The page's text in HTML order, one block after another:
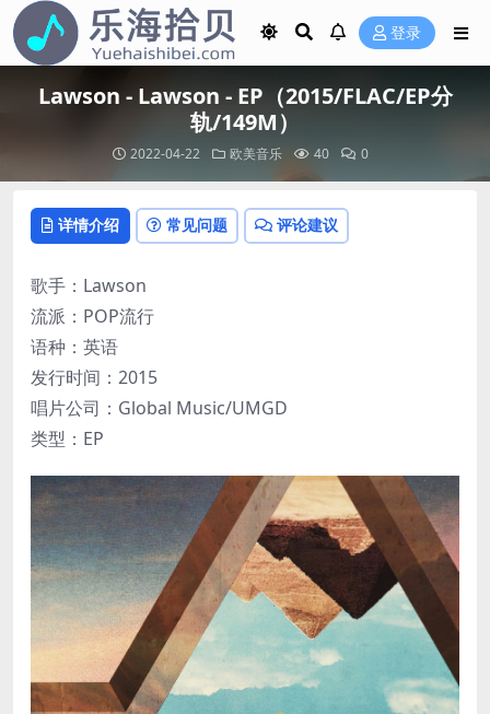
登录
Lawson - Lawson - EP（2015/FLAC/EP分
轨/149M）
2022-04-22 欧美音乐 40 0
详情介绍 常见问题 评论建议
歌手：Lawson
流派：POP流行
语种：英语
发行时间：2015
唱片公司：Global Music/UMGD
类型：EP